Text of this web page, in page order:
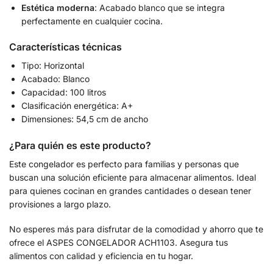
Estética moderna: Acabado blanco que se integra
perfectamente en cualquier cocina.
Características técnicas
Tipo: Horizontal
Acabado: Blanco
Capacidad: 100 litros
Clasificación energética: A+
Dimensiones: 54,5 cm de ancho
¿Para quién es este producto?
Este congelador es perfecto para familias y personas que
buscan una solución eficiente para almacenar alimentos. Ideal
para quienes cocinan en grandes cantidades o desean tener
provisiones a largo plazo.
No esperes más para disfrutar de la comodidad y ahorro que te
ofrece el ASPES CONGELADOR ACH1103. Asegura tus
alimentos con calidad y eficiencia en tu hogar.